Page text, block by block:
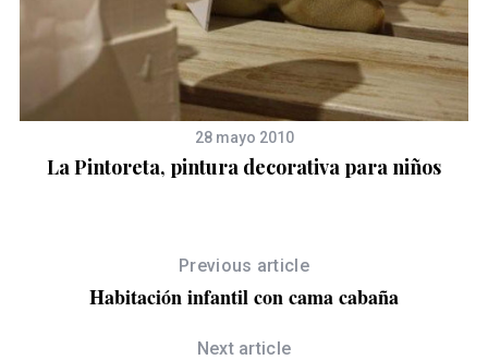
28 mayo 2010
La Pintoreta, pintura decorativa para niños
Previous article
Habitación infantil con cama cabaña
Next article
h
o
: